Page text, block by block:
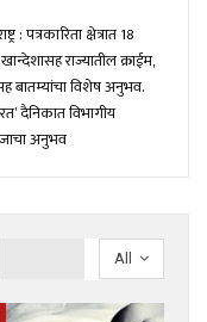
: पत्रकारिता क्षेत्रात 18
राज्यातील क्राईम,
बातम्यांचा विशेष अनुभव.
दैनिकात विभागीय
अनुभव
All